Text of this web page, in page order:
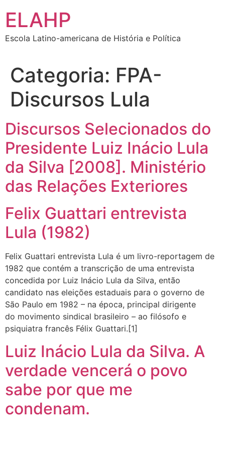
para
conteúdo
ELAHP
Escola Latino-americana de História e Política
Categoria: FPA-
Discursos Lula
Discursos Selecionados do
Presidente Luiz Inácio Lula
da Silva [2008]. Ministério
das Relações Exteriores
Felix Guattari entrevista
Lula (1982)
Felix Guattari entrevista Lula é um livro-reportagem de
1982 que contém a transcrição de uma entrevista
concedida por Luiz Inácio Lula da Silva, então
candidato nas eleições estaduais para o governo de
São Paulo em 1982 – na época, principal dirigente
do movimento sindical brasileiro – ao filósofo e
psiquiatra francês Félix Guattari.[1]
Luiz Inácio Lula da Silva. A
verdade vencerá o povo
sabe por que me
condenam.